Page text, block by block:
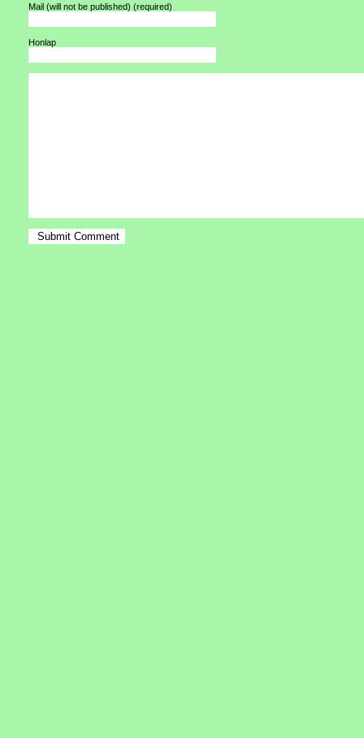
Mail (will not be published) (required)
Honlap